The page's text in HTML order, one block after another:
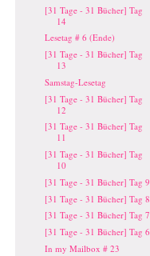
[31 Tage - 31 Bücher] Tag
14
Lesetag # 6 (Ende)
[31 Tage - 31 Bücher] Tag
13
Samstag-Lesetag
[31 Tage - 31 Bücher] Tag
12
[31 Tage - 31 Bücher] Tag
11
[31 Tage - 31 Bücher] Tag
10
[31 Tage - 31 Bücher] Tag 9
[31 Tage - 31 Bücher] Tag 8
[31 Tage - 31 Bücher] Tag 7
[31 Tage - 31 Bücher] Tag 6
In my Mailbox # 23